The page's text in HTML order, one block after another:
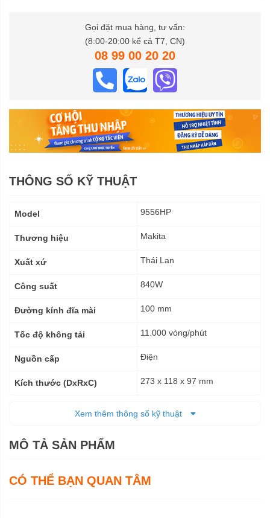
Gọi đặt mua hàng, tư vấn:
(8:00-20:00 kể cả T7, CN)
08 99 00 20 20
THÔNG SỐ KỸ THUẬT
kỹ
Model 9556HP
Thương hiệu Makita
Xuất xứ Thái Lan
Công suất 840W
Đường kính đĩa mài 100 mm
Tốc độ không tải 11.000 vòng/phút
Nguồn cấp Điện
Kích thước (DxRxC) 273 x 118 x 97 mm
Xem thêm thông số kỹ thuật
MÔ TẢ SẢN PHẨM
CÓ THỂ BẠN QUAN TÂM